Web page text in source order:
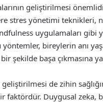
geliştirilmesi
stres yönetimi teknikleri,
uygulamaları gibi
bireylerin anı
şekilde başa çıkmasına
de zihin
faktördür. Duygusal zeka,